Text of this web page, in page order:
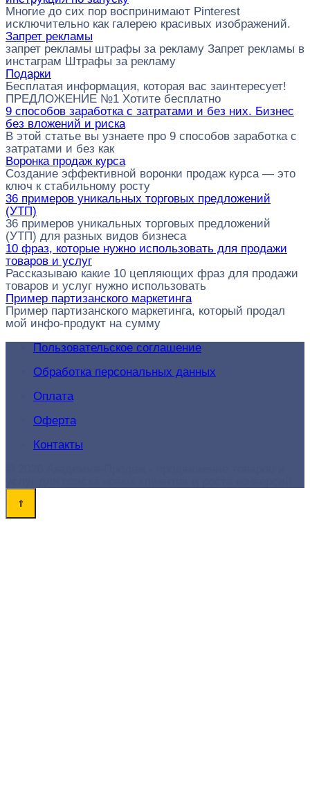
Многие до сих пор воспринимают Pinterest
исключительно как галерею красивых изображений.
Запрет рекламы
запрет рекламы штрафы за рекламу Запрет рекламы в
инстаграм Штрафы за рекламу
Подарки
Бесплатая информация, которая вас заинтересует!
ПРЕДЛОЖЕНИЕ №1 Хотите бесплатно
9 способов заработка с затратами и без них. Бизнес
без вложений и риска
В этой статье вы узнаете про 9 способов заработка с
затратами и без как
Воронка продаж курса
Создание эффективной воронки продаж курса — это
ключ к стабильному росту
36 примеров уникальных торговых предложений
(УТП)
36 примеров уникальных торговых предложений
(УТП) для разных видов бизнеса
10 фраз, которые нужно использовать для продажи
товаров и услуг
Рассказываю какие 10 цепляющих фраз для продажи
товаров и услуг нужно использовать
Пример партизанского маркетинга
Пример партизанского маркетинга, который продал
мой инфо-продукт на сумму
Пользовательское соглашение
Обработка персональных данных
Оплата
Оферта
Контакты